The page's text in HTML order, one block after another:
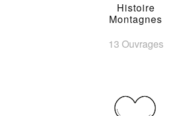
Histoire
Montagnes
13 Ouvrages